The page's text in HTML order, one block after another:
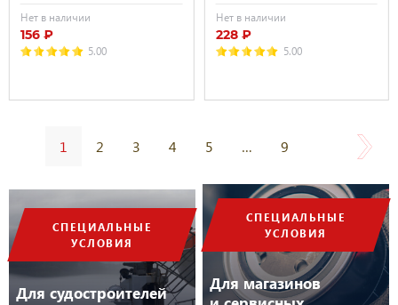
СПЕЦИАЛЬНЫЕ
УСЛОВИЯ
Для судостроителей
СПЕЦИАЛЬНЫЕ
УСЛОВИЯ
Для магазинов
Нет в наличии
156 ₽
5.00
Нет в наличии
228 ₽
5.00
1 2 3 4 5 … 9